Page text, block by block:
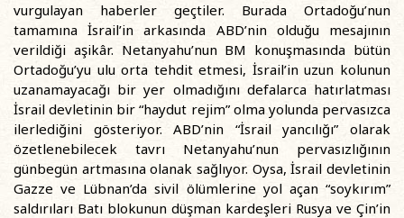
vurgulayan haberler geçtiler. Burada Ortadoğu’nun
tamamına İsrail’in arkasında ABD’nin olduğu mesajının
verildiği aşikâr. Netanyahu’nun BM konuşmasında bütün
Ortadoğu’yu ulu orta tehdit etmesi, İsrail’in uzun kolunun
uzanamayacağı bir yer olmadığını defalarca hatırlatması
İsrail devletinin bir “haydut rejim” olma yolunda pervasızca
ilerlediğini gösteriyor. ABD’nin “İsrail yancılığı” olarak
özetlenebilecek tavrı Netanyahu’nun pervasızlığının
günbegün artmasına olanak sağlıyor. Oysa, İsrail devletinin
Gazze ve Lübnan’da sivil ölümlerine yol açan “soykırım”
saldırıları Batı blokunun düşman kardeşleri Rusya ve Çin’in